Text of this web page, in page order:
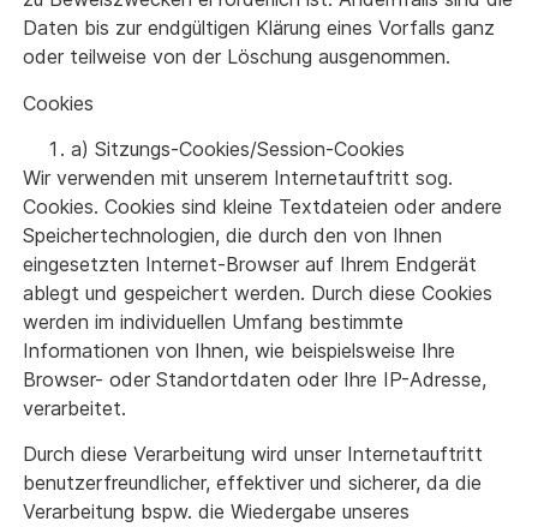
Daten bis zur endgültigen Klärung eines Vorfalls ganz
oder teilweise von der Löschung ausgenommen.
Cookies
a) Sitzungs-Cookies/Session-Cookies
Wir verwenden mit unserem Internetauftritt sog.
Cookies. Cookies sind kleine Textdateien oder andere
Speichertechnologien, die durch den von Ihnen
eingesetzten Internet-Browser auf Ihrem Endgerät
ablegt und gespeichert werden. Durch diese Cookies
werden im individuellen Umfang bestimmte
Informationen von Ihnen, wie beispielsweise Ihre
Browser- oder Standortdaten oder Ihre IP-Adresse,
verarbeitet.
Durch diese Verarbeitung wird unser Internetauftritt
benutzerfreundlicher, effektiver und sicherer, da die
Verarbeitung bspw. die Wiedergabe unseres